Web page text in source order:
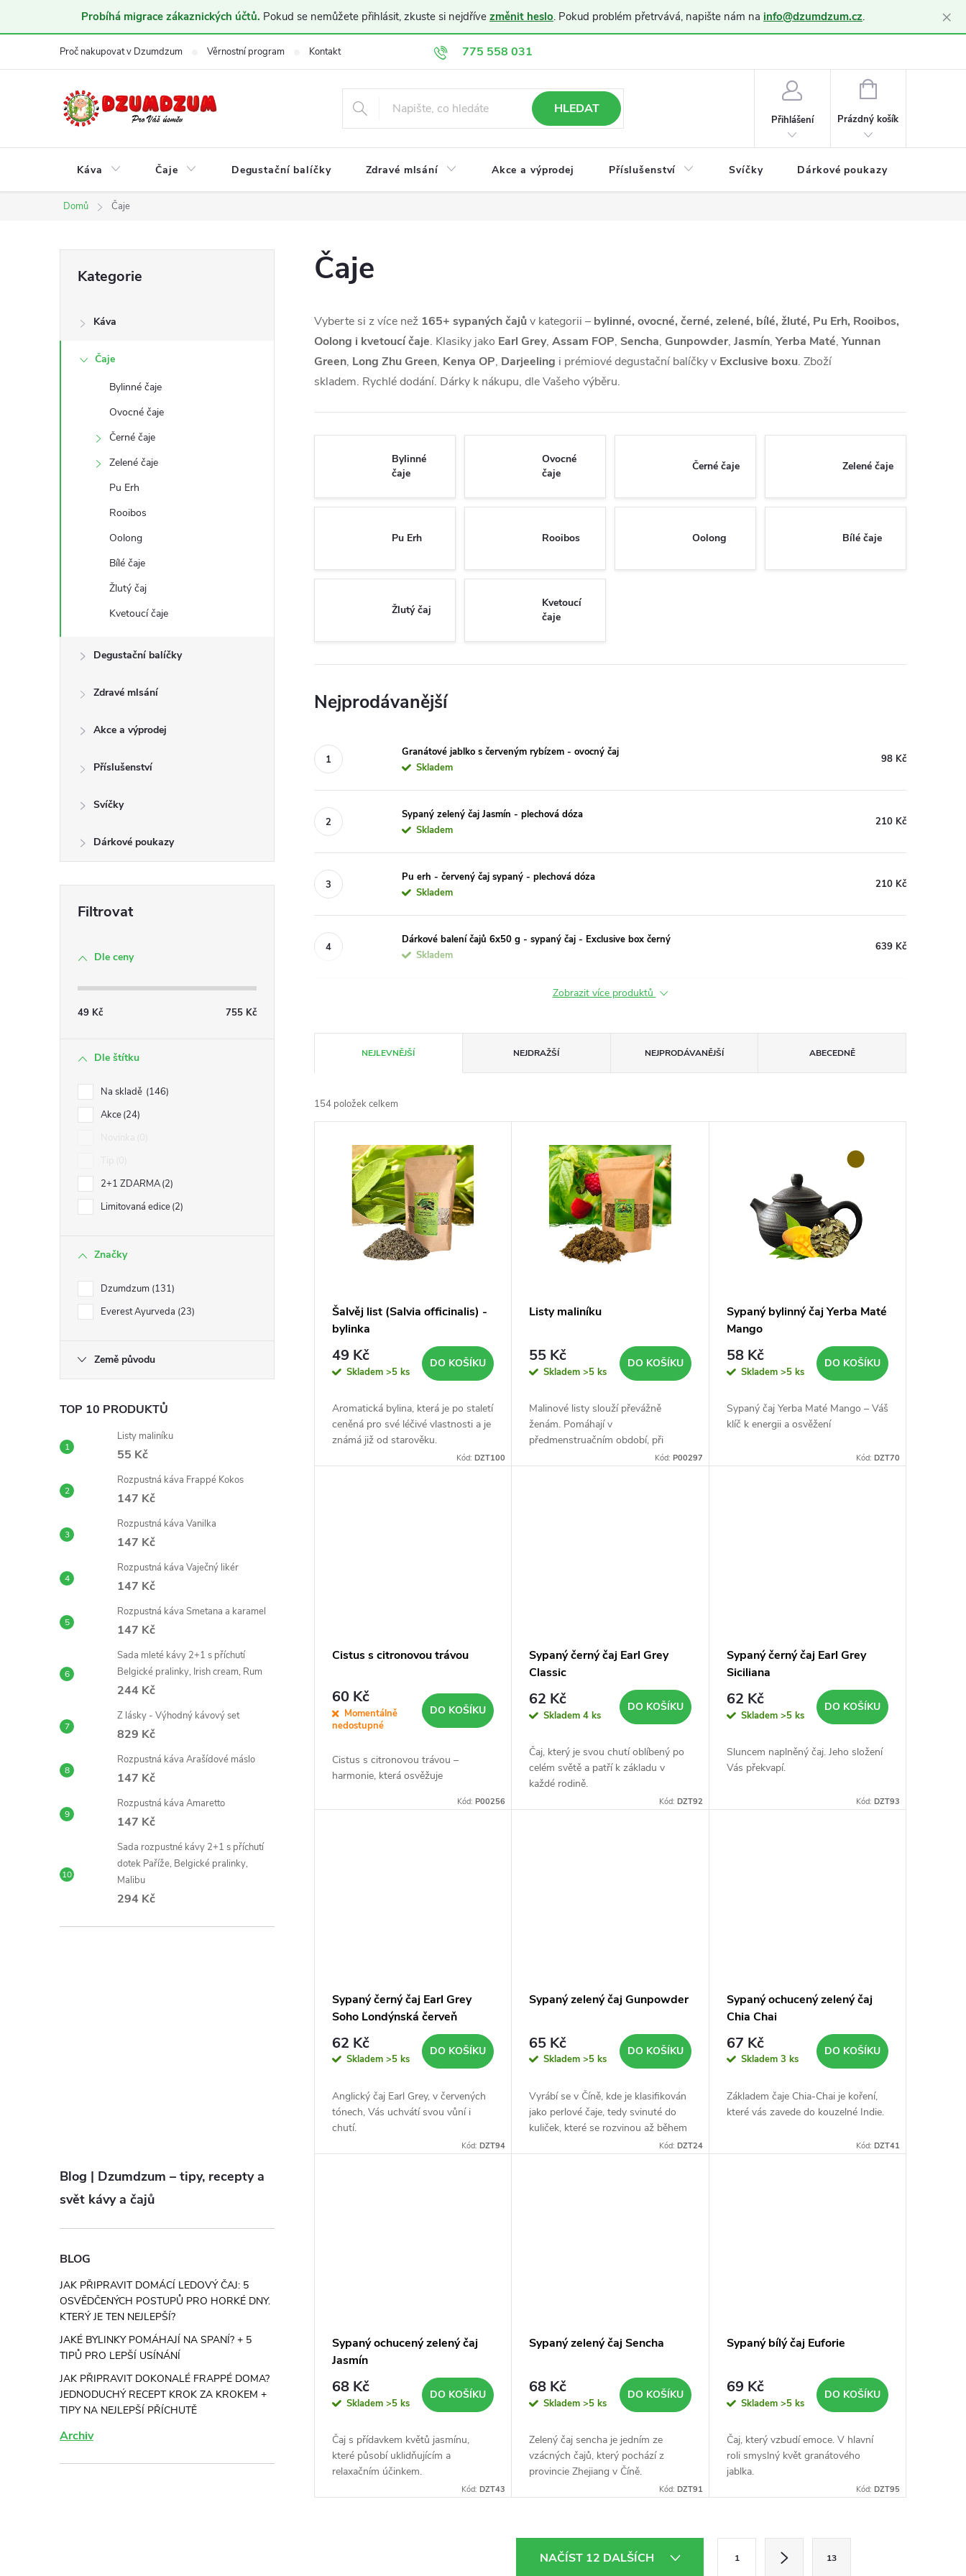
Probíhá migrace zákaznických účtů. Pokud se nemůžete přihlásit, zkuste si nejdříve změnit heslo. Pokud problém přetrvává, napište nám na info@dzumdzum.cz. ×
775 558 031
Proč nakupovat v Dzumdzum Věrnostní program Kontakt Doprava a platba Obchodní podmínky
HLEDAT
Přihlášení
NÁKUPNÍ
Prázdný košík
Káva Čaje Degustační balíčky Zdravé mlsání Akce a výprodej Příslušenství Svíčky Dárkové poukazy
Domů Čaje
s
kategorie
Kategorie
Káva
Čaje
Bylinné čaje
Ovocné čaje
Černé čaje
Zelené čaje
Pu Erh
Rooibos
Oolong
Bílé čaje
Žlutý čaj
Kvetoucí čaje
Degustační balíčky
Zdravé mlsání
Akce a výprodej
Příslušenství
Svíčky
Dárkové poukazy
Dle ceny
49 Kč 755 Kč
Dle štítku
Na skladě 146
Akce 24
2+1 ZDARMA 2
Limitovaná edice 2
Značky
Dzumdzum 131
Everest Ayurveda 23
Země původu
TOP 10 PRODUKTŮ
Listy maliníku
55 Kč
Rozpustná káva Frappé Kokos
147 Kč
Rozpustná káva Vanilka
147 Kč
Rozpustná káva Vaječný likér
147 Kč
Rozpustná káva Smetana a karamel
147 Kč
Sada mleté kávy 2+1 s příchutí
Belgické pralinky, Irish cream, Rum
244 Kč
Z lásky - Výhodný kávový set
829 Kč
Rozpustná káva Arašídové máslo
147 Kč
Rozpustná káva Amaretto
147 Kč
Sada rozpustné kávy 2+1 s příchutí
dotek Paříže, Belgické pralinky,
Malibu
294 Kč
Blog | Dzumdzum – tipy, recepty a
svět kávy a čajů
BLOG
JAK PŘIPRAVIT DOMÁCÍ LEDOVÝ ČAJ: 5
OSVĚDČENÝCH POSTUPŮ PRO HORKÉ DNY.
KTERÝ JE TEN NEJLEPŠÍ?
JAKÉ BYLINKY POMÁHAJÍ NA SPANÍ? + 5
TIPŮ PRO LEPŠÍ USÍNÁNÍ
JAK PŘIPRAVIT DOKONALÉ FRAPPÉ DOMA?
JEDNODUCHÝ RECEPT KROK ZA KROKEM +
TIPY NA NEJLEPŠÍ PŘÍCHUTĚ
Archiv
Čaje
Vyberte si z více než 165+ sypaných čajův kategorii – bylinné, ovocné, černé, zelené, bílé, žluté, Pu Erh, Rooibos,
Oolong i kvetoucí čaje. Klasiky jako Earl Grey, Assam FOP, Sencha, Gunpowder, Jasmín,Yerba Maté,Yunnan
Green, Long Zhu Green, Kenya OP, Darjeeling i prémiové degustační balíčky v Exclusive boxu. Zboží
skladem. Rychlé dodání. Dárky k nákupu, dle Vašeho výběru.
Bylinné
čaje
Ovocné
čaje
Černé čaje Zelené čaje
Pu Erh Rooibos Oolong Bílé čaje
Žlutý čaj
Kvetoucí
čaje
Nejprodávanější
Granátové jablko s červeným rybízem - ovocný čaj
Skladem
98 Kč
Sypaný zelený čaj Jasmín - plechová dóza
Skladem
210 Kč
Pu erh - červený čaj sypaný - plechová dóza
Skladem
210 Kč
Dárkové balení čajů 6x50 g - sypaný čaj - Exclusive box černý
Skladem
639 Kč
Zobrazit více produktů
a
z
NEJLEVNĚJŠÍ NEJDRAŽŠÍ NEJPRODÁVANĚJŠÍ ABECEDNĚ
154 položek celkem
u
Šalvěj list (Salvia officinalis) -
bylinka
49 Kč
Skladem >5 ks
DO KOŠÍKU
Aromatická bylina, která je po staletí
ceněná pro své léčivé vlastnosti a je
známá již od starověku.
Kód:DZT100
Listy maliníku
55 Kč
Skladem>5 ks
DO KOŠÍKU
Malinové listy slouží převážně
ženám. Pomáhají v
předmenstruačním období, při
menstruačních obtíží, i běhemKód: P00297
Sypaný bylinný čaj Yerba Maté
Mango
58 Kč
Skladem >5 ks
DO KOŠÍKU
Sypaný čaj Yerba Maté Mango – Váš
klíč k energii a osvěžení
Kód: DZT70
Cistus s citronovou trávou
60 Kč
Momentálně
nedostupné
DO KOŠÍKU
Cistus s citronovou trávou –
harmonie, která osvěžuje
Kód:P00256
Sypaný černý čaj Earl Grey
Classic
62 Kč
Skladem4 ks
DO KOŠÍKU
Čaj, který je svou chutí oblíbený po
celém světě a patří k základu v
každé rodině.
Kód: DZT92
Sypaný černý čaj Earl Grey
Siciliana
62 Kč
Skladem >5 ks
DO KOŠÍKU
Sluncem naplněný čaj. Jeho složení
Vás překvapí.
Kód: DZT93
Sypaný černý čaj Earl Grey
Soho Londýnská červeň
62 Kč
Skladem >5 ks
DO KOŠÍKU
Anglický čaj Earl Grey, v červených
tónech, Vás uchvátí svou vůní i
chutí.
Kód:DZT94
Sypaný zelený čaj Gunpowder
65 Kč
Skladem>5 ks
DO KOŠÍKU
Vyrábí se v Číně, kde je klasifikován
jako perlové čaje, tedy svinuté do
kuliček, které se rozvinou až během
Kód: DZT24
Sypaný ochucený zelený čaj
Chia Chai
67 Kč
Skladem 3 ks
DO KOŠÍKU
Základem čaje Chia-Chai je koření,
které vás zavede do kouzelné Indie.
Kód: DZT41
Sypaný ochucený zelený čaj
Jasmín
68 Kč
Skladem >5 ks
DO KOŠÍKU
Čaj s přídavkem květů jasmínu,
které působí uklidňujícím a
relaxačním účinkem.
Kód:DZT43
Sypaný zelený čaj Sencha
68 Kč
Skladem>5 ks
DO KOŠÍKU
Zelený čaj sencha je jedním ze
vzácných čajů, který pochází z
provincie Zhejiang v Číně.
Kód: DZT91
Sypaný bílý čaj Euforie
69 Kč
Skladem >5 ks
DO KOŠÍKU
Čaj, který vzbudí emoce. V hlavní
roli smyslný květ granátového
jablka.
Kód: DZT95
NAČÍST 12 DALŠÍCH 1 13